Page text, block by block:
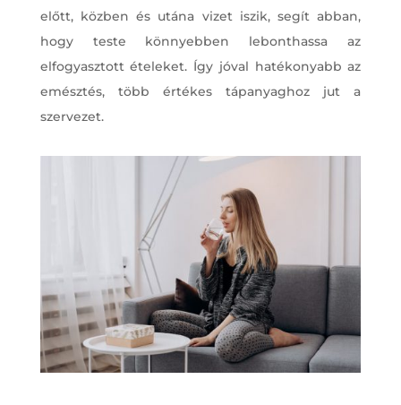
előtt, közben és utána vizet iszik, segít abban,
hogy teste könnyebben lebonthassa az
elfogyasztott ételeket. Így jóval hatékonyabb az
emésztés, több értékes tápanyaghoz jut a
szervezet.